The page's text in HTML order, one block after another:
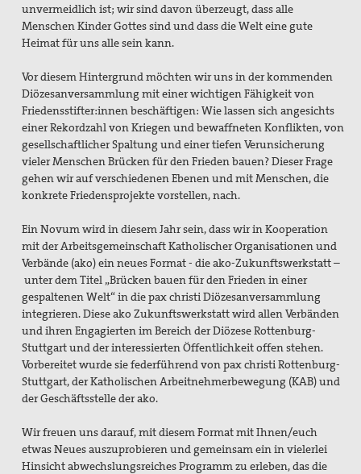
Europa
Flucht und Migration
Große Reden zum Frieden
Nahost
Papst Franziskus
Ressourcenkonflikte
AGn, Aktionen, Projekte
Aktion Aufschrei
Bündnis "Schulfrei für die Bundeswehr"
Freiwilliger Friedensdienst in Bethlehem & Jerusalem
Friedensräume Lindau
Initiative "Farbe bekennen!"
Jugend für Frieden und Gerechtigkeit in Palästina und
Israel
unvermeidlich ist; wir sind davon überzeugt, dass alle
Menschen KinderGottes sind und dass die Welt eine gute
Heimat für uns alle sein kann.
Vor diesem Hintergrund möchten wir uns in der kommenden
Diözesanversammlung mit einerwichtigen Fähigkeit von
Friedensstifter:innen beschäftigen: Wie lassen sich angesichts
einerRekordzahl von Kriegen und bewaffneten Konflikten, von
gesellschaftlicher Spaltung und einertiefen Verunsicherung
vieler Menschen Brücken für den Frieden bauen? Dieser Frage
gehen wirauf verschiedenen Ebenen und mit Menschen, die
konkrete Friedensprojekte vorstellen, nach.
Ein Novum wird in diesem Jahr sein, dass wir in Kooperation
mit der ArbeitsgemeinschaftKatholischer Organisationen und
Verbände (ako) ein neues Format - die ako-Zukunftswerkstatt –
unter dem Titel „Brücken bauen für den Frieden in einer
gespaltenen Welt“ in die pax christiDiözesanversammlung
integrieren. Diese ako Zukunftswerkstatt wird allen Verbänden
und ihrenEngagierten im Bereich der Diözese Rottenburg-
Stuttgart und der interessierten Öffentlichkeit offenstehen.
Vorbereitet wurde sie federführend von pax christi Rottenburg-
Stuttgart, der KatholischenArbeitnehmerbewegung (KAB) und
der Geschäftsstelle der ako.
Wir freuen uns darauf, mit diesem Format mit Ihnen/euch
etwas Neues auszuprobieren undgemeinsam ein in vielerlei
Hinsicht abwechslungsreiches Programm zu erleben, das die